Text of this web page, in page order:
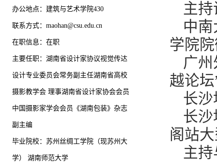
办公地点：建筑与艺术学院430
联系方式：maohan@csu.edu.cn
在职信息：在职
主要任职：湖南省设计家协议视觉传达
设计专业委员会常务副主任湖南省高校
摄影教学会 理事湖南省设计家协会会员
中国摄影家学会会员《湖南包装》杂志
副主编
毕业院校：苏州丝绸工学院（现苏州大
学） 湖南师范大学
主
中
学院
广
越论
长沙
长
阁站
主